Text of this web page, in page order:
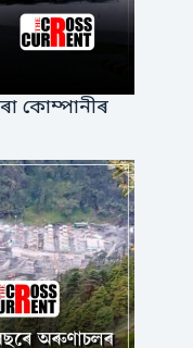
কোম্পানীৰ